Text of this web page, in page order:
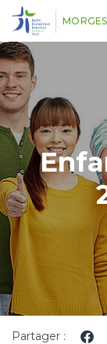
Partager :
Panneau de